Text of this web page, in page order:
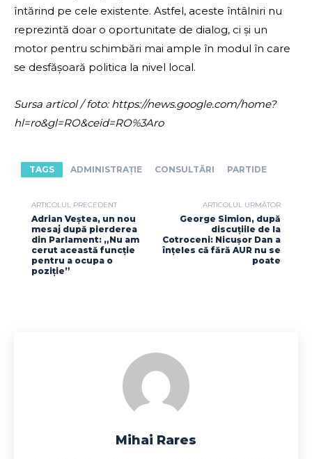
întărind pe cele existente. Astfel, aceste întâlniri nu
reprezintă doar o oportunitate de dialog, ci și un
motor pentru schimbări mai ample în modul în care
se desfășoară politica la nivel local.
Sursa articol / foto: https://news.google.com/home?
hl=ro&gl=RO&ceid=RO%3Aro
TAGS ADMINISTRAȚIE CONSULTĂRI PARTIDE
ARTICOLUL PRECEDENT
Adrian Veștea, un nou
mesaj după pierderea
din Parlament: „Nu am
cerut această funcție
pentru a ocupa o
poziție”
ARTICOLUL URMĂTOR
George Simion, după
discuțiile de la
Cotroceni: Nicușor Dan a
înțeles că fără AUR nu se
poate
Mihai Rares